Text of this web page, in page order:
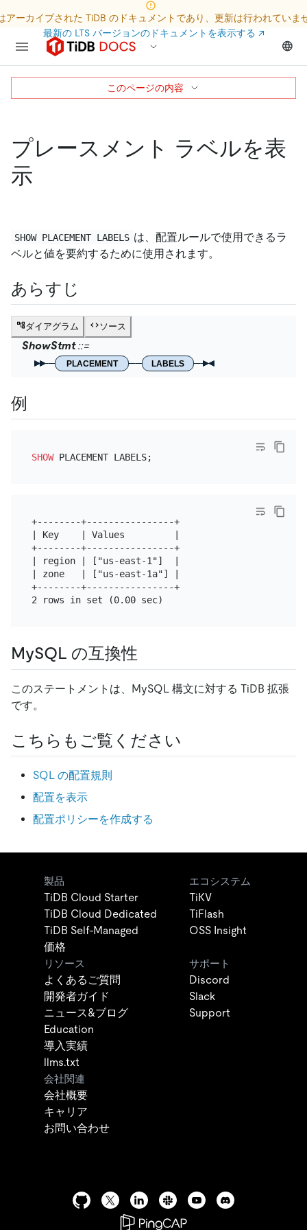
アーカイブされた TiDB のドキュメントであり、更新は行われていま
最新の LTS バージョンのドキュメントを表示する ↗
プレースメント ラベルを表
示
SHOW PLACEMENT LABELS は、配置ルールで使用できるラ
ベルと値を要約するために使用されます。
あらすじ
ダイアグラム ソース
ShowStmt
PLACEMENT LABELS
例
SHOW
+--------+----------------+
| Key    | Values         |
+--------+----------------+
| region | ["us-east-1"]  |
| zone   | ["us-east-1a"] |
+--------+----------------+
MySQL の互換性
このステートメントは、MySQL 構文に対する TiDB 拡張
です。
こちらもご覧ください
SQL の配置規則
配置を表示
配置ポリシーを作成する
このページの内容
製品
TiDB Cloud Starter
TiDB Cloud Dedicated
TiDB Self-Managed
価格
エコシステム
TiKV
TiFlash
OSS Insight
リソース
よくあるご質問
開発者ガイド
ニュース&ブログ
Education
導入実績
llms.txt
サポート
Discord
Slack
Support
会社関連
会社概要
キャリア
お問い合わせ